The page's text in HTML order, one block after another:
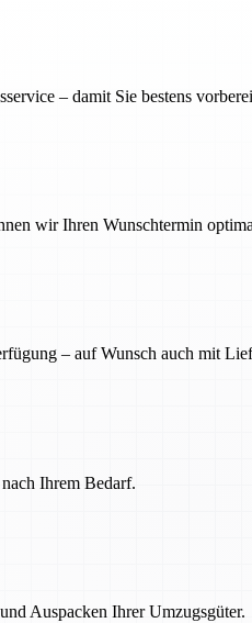
– damit Sie bestens
wir Ihren Wunschtermin
– auf Wunsch auch mit
Ihrem Bedarf.
Auspacken Ihrer Umzugsgüter.